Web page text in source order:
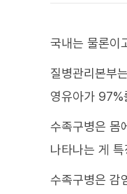
국내는 물론이
질병관리본부
영유아가 97%
수족구병은 몸
나타나는 게 특
수족구병은 감